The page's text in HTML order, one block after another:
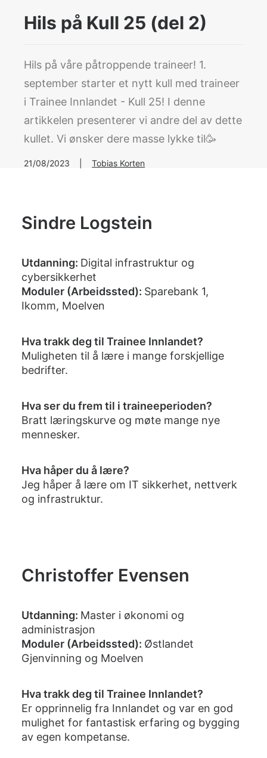
Hils på Kull 25 (del 2)
Hils på våre påtroppende traineer! 1.
september starter et nytt kull med traineer
i Trainee Innlandet - Kull 25! I denne
artikkelen presenterer vi andre del av dette
kullet. Vi ønsker dere masse lykke til🥳
21/08/2023 Tobias Korten
Sindre Logstein
Utdanning: Digital infrastruktur og
cybersikkerhet
Moduler (Arbeidssted): Sparebank 1,
Ikomm, Moelven
Hva trakk deg til Trainee Innlandet?
Muligheten til å lære i mange forskjellige
bedrifter.
Hva ser du frem til i traineeperioden?
Bratt læringskurve og møte mange nye
mennesker.
Hva håper du å lære?
Jeg håper å lære om IT sikkerhet, nettverk
og infrastruktur.
Christoffer Evensen
Utdanning: Master i økonomi og
administrasjon
Moduler (Arbeidssted): Østlandet
Gjenvinning og Moelven
Hva trakk deg til Trainee Innlandet?
Er opprinnelig fra Innlandet og var en god
mulighet for fantastisk erfaring og bygging
av egen kompetanse.